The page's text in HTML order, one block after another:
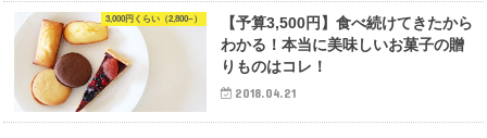
3,000円くらい（2,800~）
【予算3,500円】食べ続けてきたから
わかる！本当に美味しいお菓子の贈
りものはコレ！
2018.04.21